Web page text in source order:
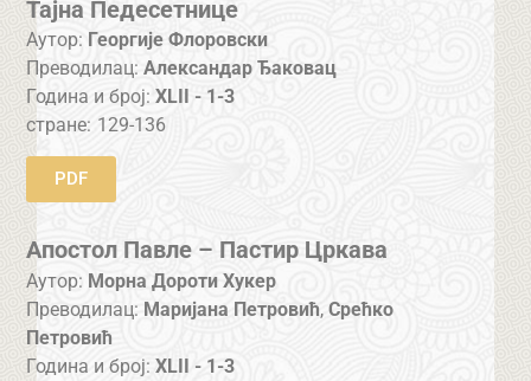
Тајна Педесетнице
Аутор: Георгије Флоровски
Преводилац: Александар Ђаковац
Година и број:XLII - 1-3
стране: 129-136
PDF
Апостол Павле – Пастир Цркава
Аутор: Морна Дороти Хукер
Преводилац: Маријана Петровић,Срећко
Петровић
Година и број:XLII - 1-3